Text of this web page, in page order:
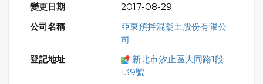
2017-08-29
亞東預拌混凝土股份有限公
司
新北市汐止區大同路1段
139號